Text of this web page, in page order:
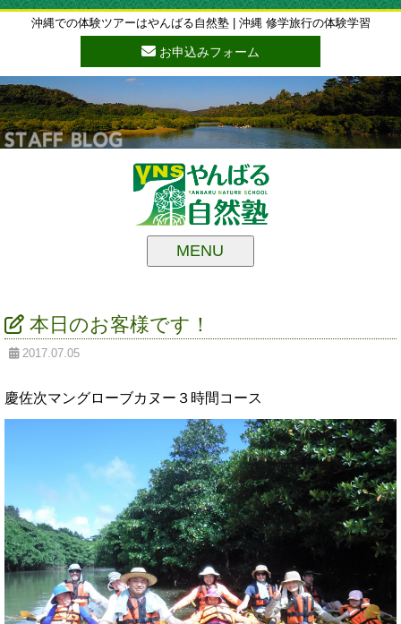
沖縄での体験ツアーはやんばる自然塾 | 沖縄 修学旅行の体験学習
お申込みフォーム
MENU
本日のお客様です！
2017.07.05
慶佐次マングローブカヌー３時間コース